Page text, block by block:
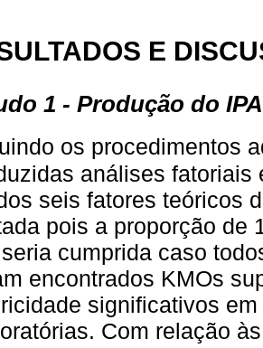
E
1 - Produção do
os procedimentos
análises fatoriais
seis fatores teóricos
pois a proporção de
cumprida caso
encontrados KMOs
significativos
Com relação